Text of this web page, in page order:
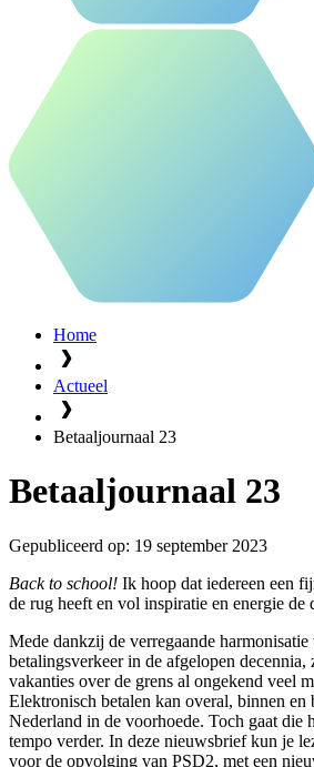
Home
Actueel
Betaaljournaal 23
Betaaljournaal 23
Gepubliceerd op: 19 september 2023
Back to school! Ik hoop dat iedereen een
de rug heeft en vol inspiratie en energie de
Mede dankzij de verregaande harmonisatie
betalingsverkeer in de afgelopen decennia,
vakanties over de grens al ongekend veel
Elektronisch betalen kan overal, binnen en
Nederland in de voorhoede. Toch gaat die
tempo verder. In deze nieuwsbrief kun je
voor de opvolging van PSD2, met een